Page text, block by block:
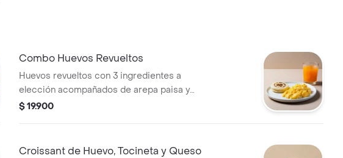
Combo Huevos Revueltos
Huevos revueltos con 3 ingredientes a
elección acompañados de arepa paisa y
bebida.
$ 19.900
Croissant de Huevo, Tocineta y Queso